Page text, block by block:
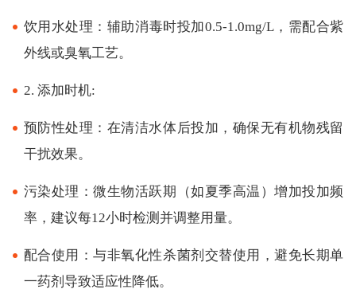
饮用水处理：辅助消毒时投加0.5-1.0mg/L，需配合紫
外线或臭氧工艺。
2. 添加时机:
预防性处理：在清洁水体后投加，确保无有机物残留
干扰效果。
污染处理：微生物活跃期（如夏季高温）增加投加频
率，建议每12小时检测并调整用量。
配合使用：与非氧化性杀菌剂交替使用，避免长期单
一药剂导致适应性降低。